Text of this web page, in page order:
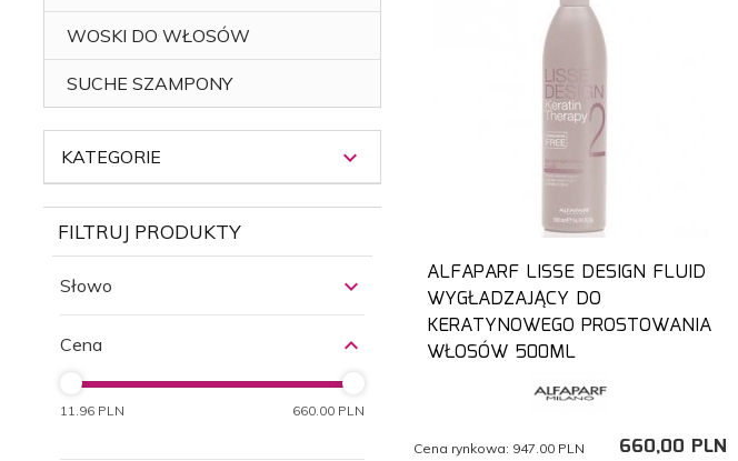
WOSKI DO WŁOSÓW
SUCHE SZAMPONY
KATEGORIE
FILTRUJ PRODUKTY
Słowo
Cena
11.96 PLN 660.00 PLN
ALFAPARF LISSE DESIGN FLUID
WYGŁADZAJĄCY DO
KERATYNOWEGO PROSTOWANIA
WŁOSÓW 500ML
660,00 PLN
Cena rynkowa: 947.00 PLN